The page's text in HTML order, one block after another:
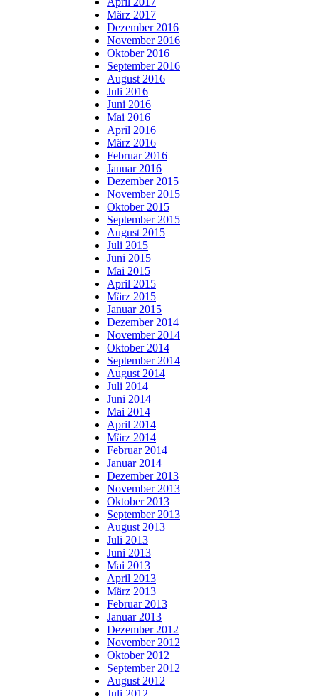
März 2017
Dezember 2016
November 2016
Oktober 2016
September 2016
August 2016
Juli 2016
Juni 2016
Mai 2016
April 2016
März 2016
Februar 2016
Januar 2016
Dezember 2015
November 2015
Oktober 2015
September 2015
August 2015
Juli 2015
Juni 2015
Mai 2015
April 2015
März 2015
Januar 2015
Dezember 2014
November 2014
Oktober 2014
September 2014
August 2014
Juli 2014
Juni 2014
Mai 2014
April 2014
März 2014
Februar 2014
Januar 2014
Dezember 2013
November 2013
Oktober 2013
September 2013
August 2013
Juli 2013
Juni 2013
Mai 2013
April 2013
März 2013
Februar 2013
Januar 2013
Dezember 2012
November 2012
Oktober 2012
September 2012
August 2012
Juli 2012